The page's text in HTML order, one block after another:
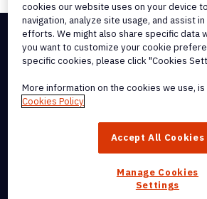
Integrations & API
Terms of Service
© 2026 Nitro Software, Inc. All
Nitro, the Nitro logo, Nitro Productivity
trademarks, of Nitro Software, Inc. or its
States and/or other countries.
cookies our website uses on your device
navigation, analyze site usage, and assist
efforts. We might also share specific data
you want to customize your cookie
specific cookies, please click "Cookies
More information on the cookies we use, is
Cookies Policy
Accept All Cookies
Manage Cookies
Settings